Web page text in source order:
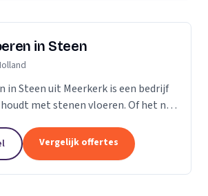
in Steen
in Steen uit Meerkerk is een bedrijf
met stenen vloeren. Of het nu
onderhoud,...
Vergelijk offertes